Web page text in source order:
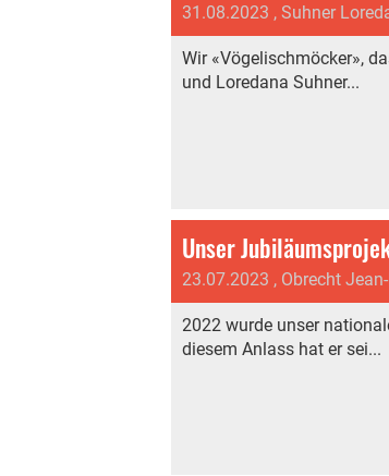
31.08.2023 , Suhner
Wir «Vögelischmöcker»,
und Loredana Suhner...
Unser
23.07.2023 , Obrecht
2022 wurde unser
diesem Anlass hat er sei...